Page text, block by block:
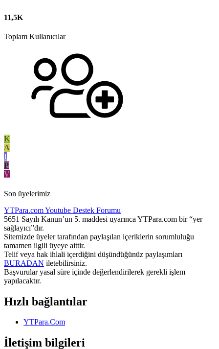
11,5K
Toplam Kullanıcılar
K
A
I
P
V
Son üyelerimiz
YTPara.comYoutube Destek Forumu
5651 Sayılı Kanun’un 5. maddesi uyarınca YTPara.com bir “yer
sağlayıcı”dır.
Sitemizde üyeler tarafından paylaşılan içeriklerin sorumluluğu
tamamen ilgili üyeye aittir.
Telif veya hak ihlali içerdiğini düşündüğünüz paylaşımları
BURADAN iletebilirsiniz.
Başvurular yasal süre içinde değerlendirilerek gerekli işlem
yapılacaktır.
Hızlı bağlantılar
YTPara.Com
İletişim bilgileri